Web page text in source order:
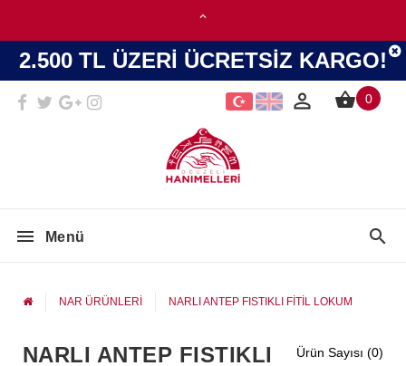
2.500 TL ÜZERİ ÜCRETSİZ KARGO!
0
Menü
NAR ÜRÜNLERİ NARLI ANTEP FISTIKLI FİTİL LOKUM
Ürün Sayısı (0)
NARLI ANTEP FISTIKLI